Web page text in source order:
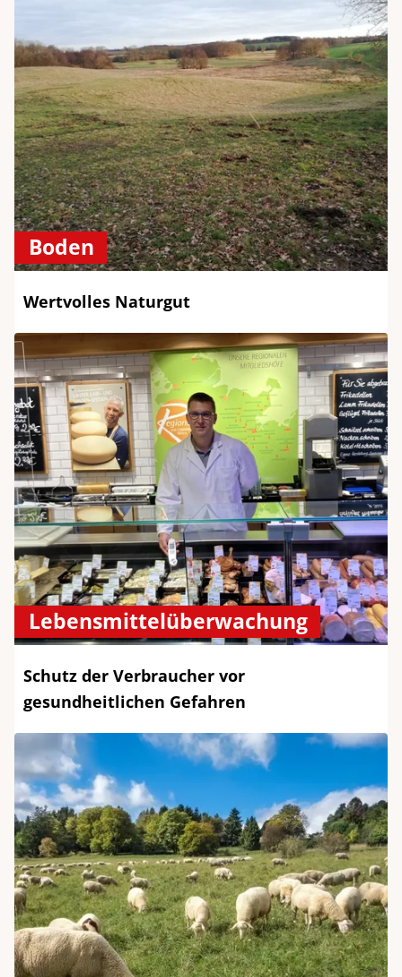
Boden
Wertvolles Naturgut
Lebensmittelüberwachung
Schutz der Verbraucher vor
gesundheitlichen Gefahren